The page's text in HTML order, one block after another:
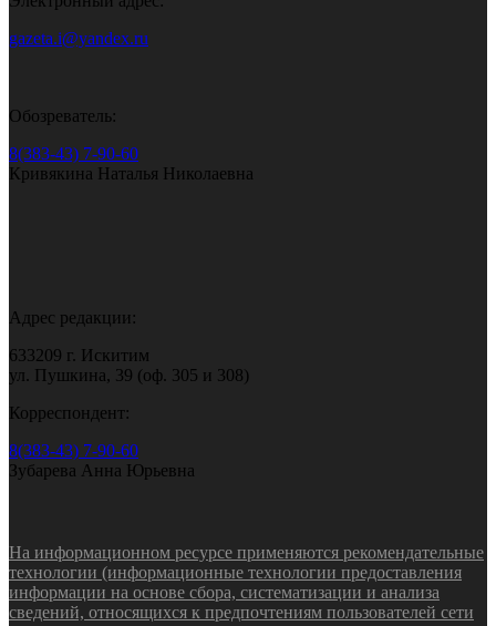
gazeta.i@yandex.ru
Обозреватель:
8(383-43) 7-90-60
Кривякина Наталья Николаевна
Адрес редакции:
633209 г. Искитим
ул. Пушкина, 39 (оф. 305 и 308)
Корреспондент:
8(383-43) 7-90-60
Зубарева Анна Юрьевна
На информационном ресурсе применяются рекомендательные
технологии (информационные технологии предоставления
информации на основе сбора, систематизации и анализа
сведений, относящихся к предпочтениям пользователей сети